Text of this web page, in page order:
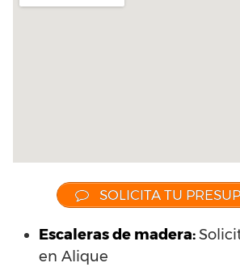
SOLICITA TU
Escaleras de madera:
en Alique